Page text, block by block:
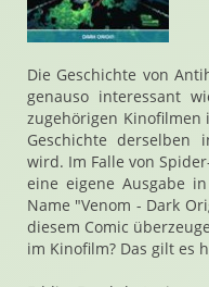
Die Geschichte von
genauso interessant
zugehörigen
Geschichte derselben
wird. Im Falle von
eine eigene Ausgabe
Name "Venom - Dark
diesem Comic
im Kinofilm? Das gilt es